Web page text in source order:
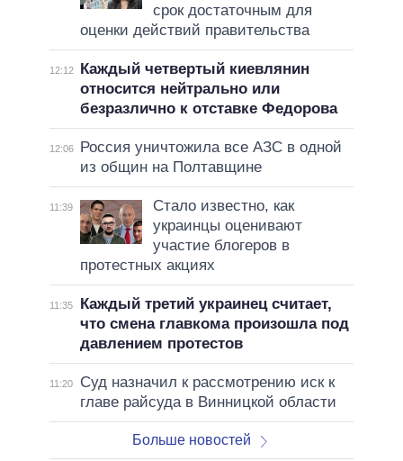
срок достаточным для
оценки действий правительства
12:12
Каждый четвертый киевлянин
относится нейтрально или
безразлично к отставке Федорова
12:06
Россия уничтожила все АЗС в одной
из общин на Полтавщине
11:39
Стало известно, как
украинцы оценивают
участие блогеров в
протестных акциях
11:35
Каждый третий украинец считает,
что смена главкома произошла под
давлением протестов
11:20
Суд назначил к рассмотрению иск к
главе райсуда в Винницкой области
Больше новостей